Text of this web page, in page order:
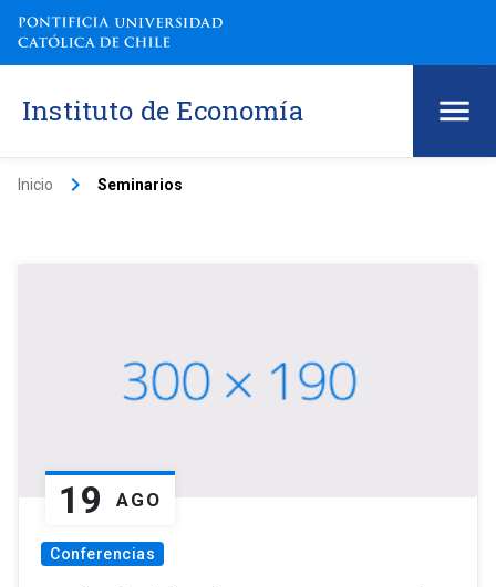
Instituto de Economía
Inicio keyboard_arrow_right Seminarios
19 AGO
Conferencias